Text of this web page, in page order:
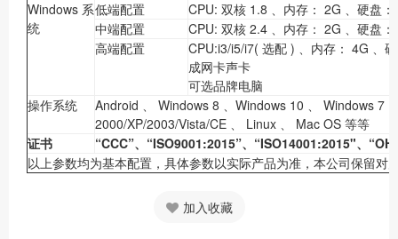
Windows 系
统
低端配置
CPU: 双核 1.8 、内存： 2G 、硬盘
中端配置
CPU: 双核 2.4 、内存： 2G 、硬盘
高端配置
CPU:i3/i5/i7( 选配 ) 、内存： 4G 、
成网卡声卡
可选品牌电脑
操作系统
Android 、 Windows 8 、Windows 10 、 Windows 7
2000/XP/2003/Vista/CE 、 Linux 、 Mac OS 等等
证书
“CCC”、“ISO9001:2015”、“ISO14001:2015"、
以上参数均为基本配置，具体参数以实际产品为准，本公司保留对
加入收藏